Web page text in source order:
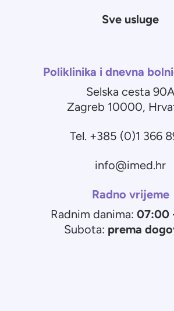
Sve usluge
Poliklinika i dnevna
Selska cesta 90A
Zagreb 10000,
Tel. +385 (0)1 366
info@imed.hr
Radno vrijeme
Radnim danima: 07:00
Subota: prema